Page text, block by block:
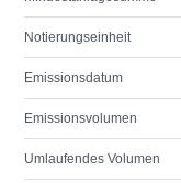
Notierungseinheit
Emissionsdatum
Emissionsvolumen
Umlaufendes Volumen